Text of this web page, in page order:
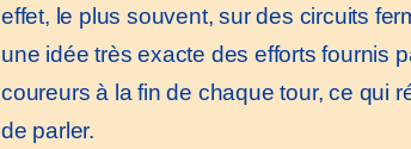
effet, le plus souvent, sur des circuits
une idée très exacte des efforts fournis
coureurs à la fin de chaque tour, ce qui
de parler.